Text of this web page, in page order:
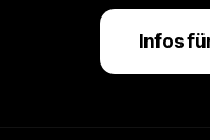
Infos